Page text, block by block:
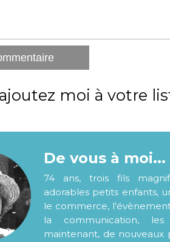
moi à votre
De vous à moi...
74 ans, trois fils
adorables petits enfants,
le commerce,
la communication,
maintenant, de nouveaux